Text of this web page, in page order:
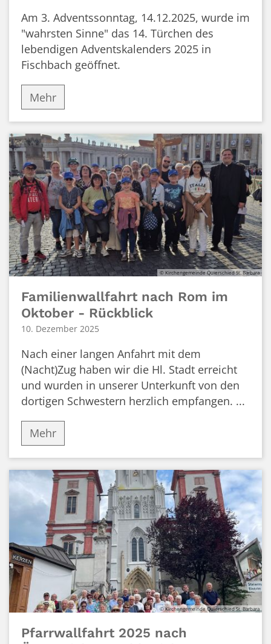
Am 3. Adventssonntag, 14.12.2025, wurde im
"wahrsten Sinne" das 14. Türchen des
lebendigen Adventskalenders 2025 in
Fischbach geöffnet.
Mehr
© Kirchengemeinde Quierschied St. Barbara
Familienwallfahrt nach Rom im
Oktober - Rückblick
10. Dezember 2025
Nach einer langen Anfahrt mit dem
(Nacht)Zug haben wir die Hl. Stadt erreicht
und wurden in unserer Unterkunft von den
dortigen Schwestern herzlich empfangen. ...
Mehr
© Kirchengemeinde Quierschied St. Barbara
Pfarrwallfahrt 2025 nach